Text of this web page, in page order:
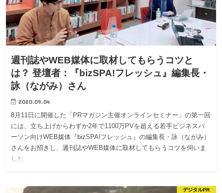
週刊誌やWEB媒体に取材してもらうコツと
は？ 登壇者：『bizSPA!フレッシュ』編集長・
詠（ながみ）さん
2020.09.04
8月11日に開催した「PRマガジン主催オンラインセミナー」の第一回
には、立ち上げからわずか2年で1100万PVを超える若手ビジネスパ
ーソン向けWEB媒体『bizSPA!フレッシュ』の編集長・詠（ながみ）
さんをお招きし、週刊誌やWEB媒体に取材してもらうコツを伺いま
した
デジタルPR